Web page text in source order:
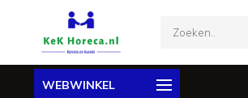
WEBWINKEL